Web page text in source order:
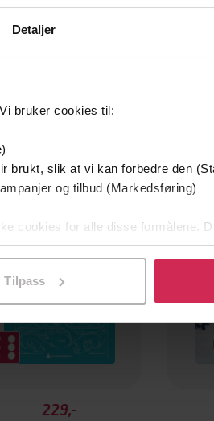
Detaljer
bruker cookies til:
brukt, slik at vi kan forbedre den
og tilbud (Markedsføring)
cookies for alle disse formålene.
Du kan når som helst trekke
Tilpass
229,-